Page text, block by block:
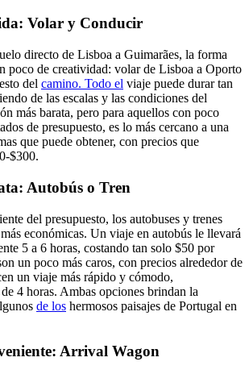
Volar y Conducir
directo de Lisboa a Guimarães, la forma
poco de creatividad: volar de Lisboa a Oporto
del camino. Todo el viaje puede durar tan
de las escalas y las condiciones del
más barata, pero para aquellos con poco
de presupuesto, es lo más cercano a una
que puede obtener, con precios que
$300.
Autobús o Tren
del presupuesto, los autobuses y trenes
económicas. Un viaje en autobús le llevará
5 a 6 horas, costando tan solo $50 por
un poco más caros, con precios alrededor de
un viaje más rápido y cómodo,
4 horas. Ambas opciones brindan la
de los hermosos paisajes de Portugal en
Arrival Wagon